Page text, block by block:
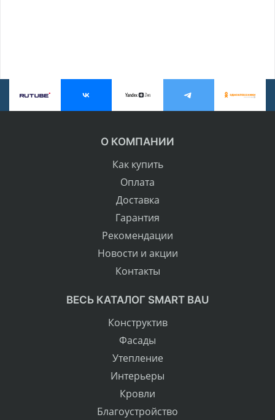
О КОМПАНИИ
Как купить
Оплата
Доставка
Гарантия
Рекомендации
Новости и акции
Контакты
ВЕСЬ КАТАЛОГ SMART BAU
Конструктив
Фасады
Утепление
Интерьеры
Кровли
Благоустройство